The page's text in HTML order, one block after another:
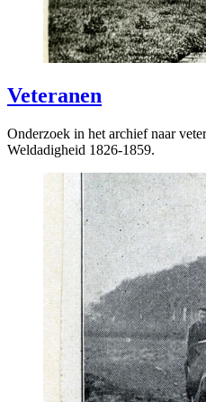
Veteranen
Onderzoek in het archief naar
Weldadigheid 1826-1859.